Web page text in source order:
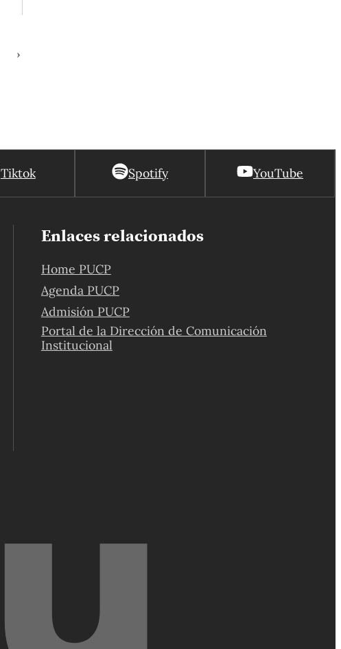
›
Tiktok Spotify YouTube
Enlaces relacionados
Home PUCP
Agenda PUCP
Admisión PUCP
Portal de la Dirección de Comunicación
Institucional